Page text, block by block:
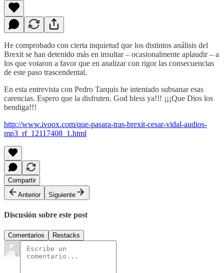
He comprobado con cierta inquietud que los distintos análisis del
Brexit se han detenido más en insultar – ocasionalmente aplaudir – a
los que votaron a favor que en analizar con rigor las consecuencias
de este paso trascendental.
En esta entrevista con Pedro Tarquis he intentado subsanar esas
carencias. Espero que la disfruten. God bless ya!!! ¡¡¡Que Dios los
bendiga!!!
http://www.ivoox.com/que-pasara-tras-brexit-cesar-vidal-audios-
mp3_rf_12117408_1.html
Compartir
Anterior
Siguiente
Discusión sobre este post
Comentarios Restacks